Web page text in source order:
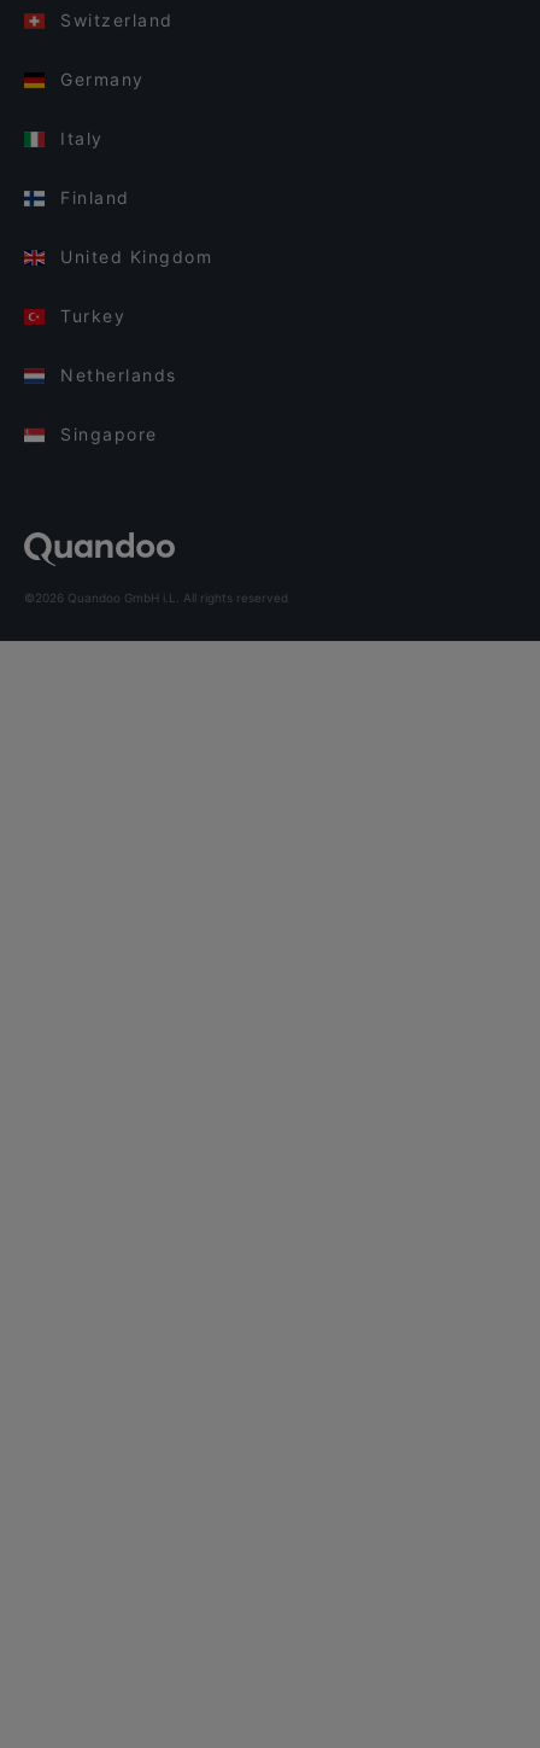
Switzerland
Germany
Italy
Finland
United Kingdom
Turkey
Netherlands
Singapore
©2026 Quandoo GmbH i.L. All rights reserved